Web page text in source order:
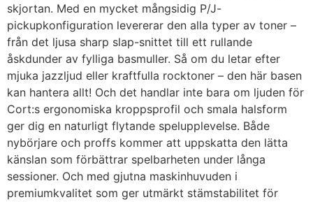
skjortan. Med en mycket mångsidig P/J-
pickupkonfiguration levererar den alla typer av toner –
från det ljusa sharp slap-snittet till ett rullande
åskdunder av fylliga basmuller. Så om du letar efter
mjuka jazzljud eller kraftfulla rocktoner – den här basen
kan hantera allt! Och det handlar inte bara om ljuden för
Cort:s ergonomiska kroppsprofil och smala halsform
ger dig en naturligt flytande spelupplevelse. Både
nybörjare och proffs kommer att uppskatta den lätta
känslan som förbättrar spelbarheten under långa
sessioner. Och med gjutna maskinhuvuden i
premiumkvalitet som ger utmärkt stämstabilitet för